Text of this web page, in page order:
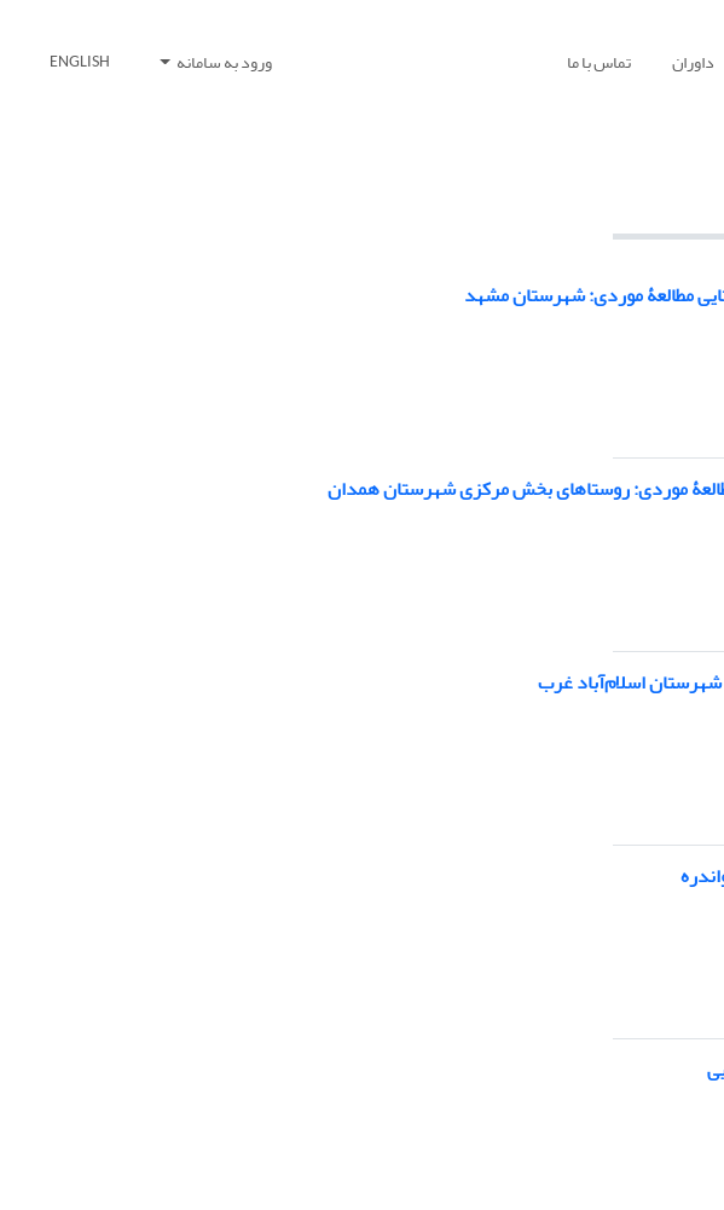
داوران تماس با ما ورود به سامانه ENGLISH
مطالعۀ موردی: شهرستان مشهد
موردی: روستاهای بخش مرکزی شهرستان همدان
اسلام‌آباد غرب